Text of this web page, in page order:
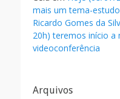
mais um tema-
Ricardo Gomes da
20h) teremos início
videoconferência
Arquivos